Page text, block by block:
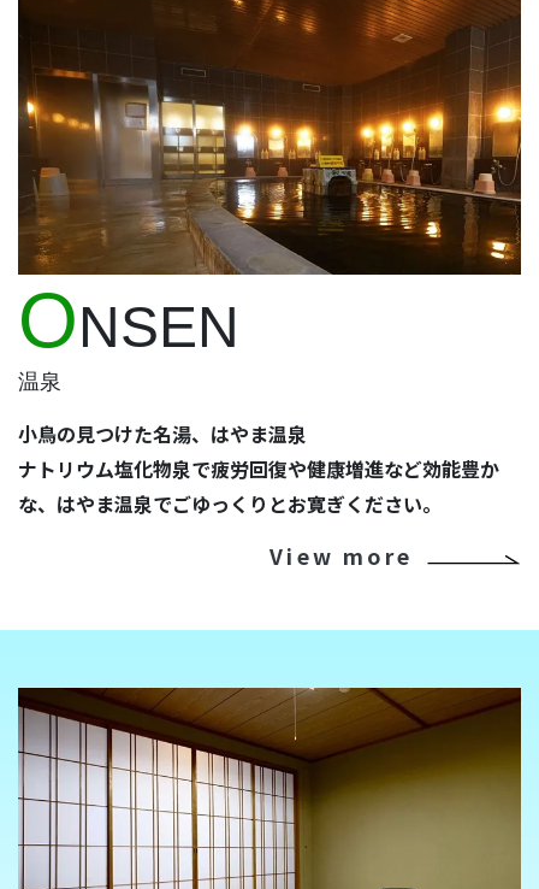
ONSEN
温泉
小鳥の見つけた名湯、はやま温泉
ナトリウム塩化物泉で疲労回復や健康増進など効能豊か
な、はやま温泉でごゆっくりとお寛ぎください。
View more